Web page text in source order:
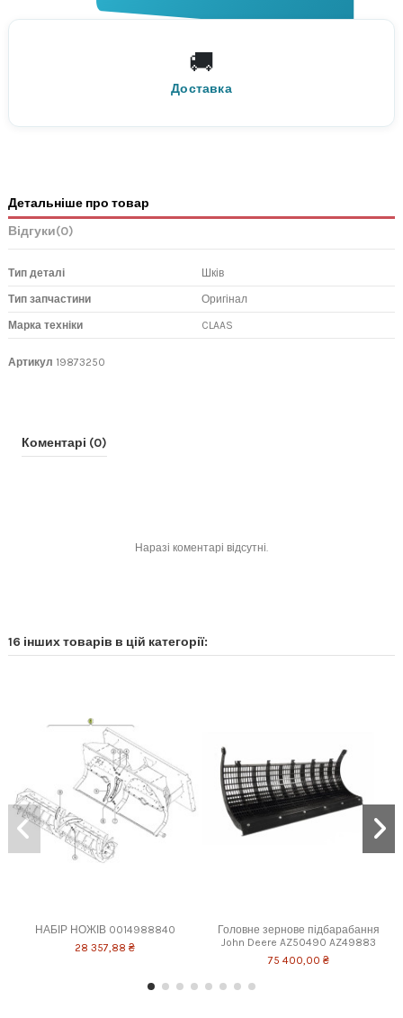
🚚
Доставка
По всій Україні
Нова Пошта
Детальніше про товар
Відгуки(0)
Тип деталі Шків
Тип запчастини Оригінал
Марка техніки CLAAS
Артикул 19873250
Коментарі (0)
Наразі коментарі відсутні.
16 інших товарів в цій категорії:
НАБІР НОЖІВ 0014988840
28 357,88 ₴
Головне зернове підбарабання
John Deere AZ50490 AZ49883
75 400,00 ₴